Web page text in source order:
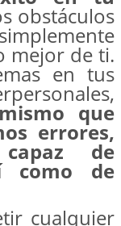
obstáculos
mejor de ti.
en tus
que
errores,
de
como de
cualquier